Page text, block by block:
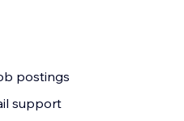
postings
support